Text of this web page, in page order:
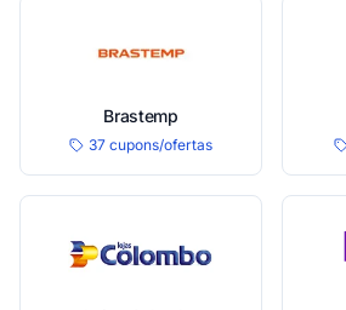
Brastemp
37 cupons/ofertas